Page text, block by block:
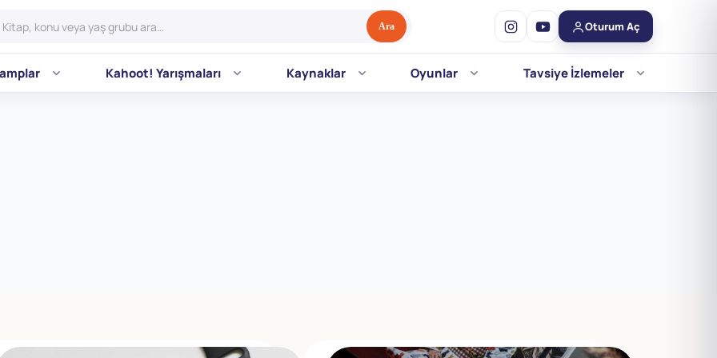
Ara Oturum Aç
Kahoot! Yarışmaları Kaynaklar Oyunlar Tavsiye İzlemeler